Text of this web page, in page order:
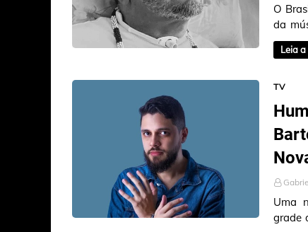
O
da
Cruz.
Leia
TV
Uma
grade